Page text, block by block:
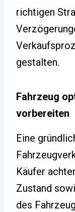
richtigen
gestalten.
Fahrzeug
vorbereiten
Eine
Käufer
Zustand
des